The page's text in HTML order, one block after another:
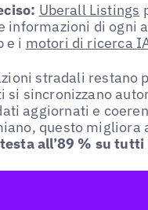
Uberall Listings
informazioni di ogni
e i motori di ricerca
stradali restano
sincronizzano
aggiornati e
questo migliora
all’89 % su